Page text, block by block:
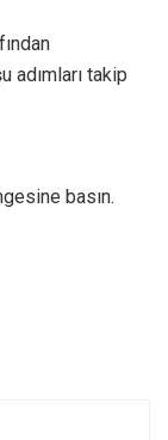
adımları takip
basın.